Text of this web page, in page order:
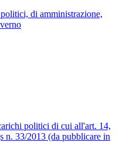
di amministrazione,
politici di cui all'art. 14,
n. 33/2013 (da pubblicare in